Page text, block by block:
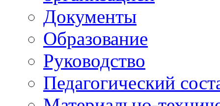
Документы
Образование
Руководство
Педагогический